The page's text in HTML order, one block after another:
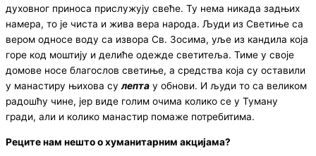
духовног приноса прислужују свеће. Ту нема никада задњих
намера, то је чиста и жива вера народа. Људи из Светиње са
вером односе воду са извора Св. Зосима, уље из кандила која
горе код моштију и делиће одежде светитеља. Тиме у своје
домове носе благослов светиње, а средства која су оставили
у манастиру њихова сулепта у обнови. И људи то са великом
радошћу чине, јер виде голим очима колико се у Туману
гради, али и колико манастир помаже потребитима.
Реците нам нешто о хуманитарним акцијама?